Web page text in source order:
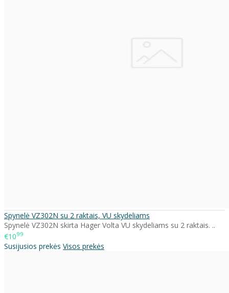
Spynelė VZ302N su 2 raktais, VU skydeliams
Spynelė VZ302N skirta Hager Volta VU skydeliams su 2 raktais. ..
€1099
Susijusios prekės Visos prekės